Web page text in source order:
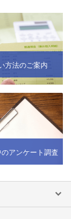
方法のご案内
アンケート調査